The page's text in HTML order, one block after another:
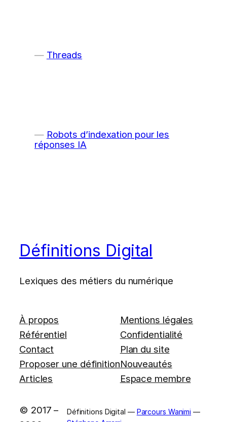
Threads
Robots d’indexation pour les
réponses IA
Définitions Digital
Lexiques des métiers du numérique
À propos
Référentiel
Contact
Proposer une définition
Articles
Mentions légales
Confidentialité
Plan du site
Nouveautés
Espace membre
© 2017 –
Définitions Digital — Parcours Wanimi —